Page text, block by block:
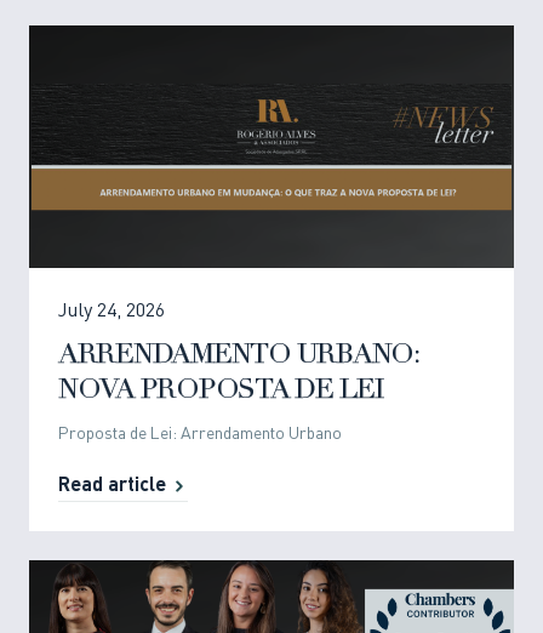
July 24, 2026
ARRENDAMENTO URBANO:
NOVA PROPOSTA DE LEI
Proposta de Lei: Arrendamento Urbano
Read article